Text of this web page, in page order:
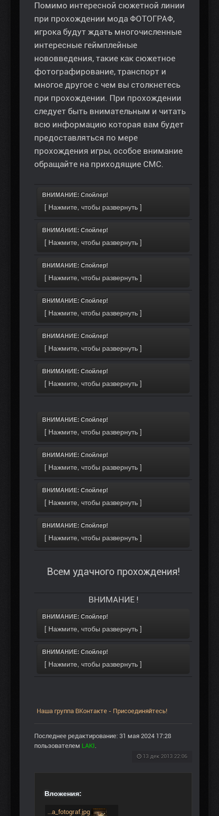
Помимо интересной сюжетной линии
при прохождении мода ФОТОГРАФ,
игрока будут ждать многочисленные
интересные геймплейные
нововведения, такие как сюжетное
фотографирование, транспорт и
многое другое с чем вы столкнетесь
при прохождении. При прохождении
следует быть внимательным и читать
всю информацию которая вам будет
предоставляться по мере
прохождения игры, особое внимание
обращайте на приходящие СМС.
ВНИМАНИЕ: Спойлер!
ВНИМАНИЕ: Спойлер!
ВНИМАНИЕ: Спойлер!
ВНИМАНИЕ: Спойлер!
ВНИМАНИЕ: Спойлер!
ВНИМАНИЕ: Спойлер!
ВНИМАНИЕ: Спойлер!
ВНИМАНИЕ: Спойлер!
ВНИМАНИЕ: Спойлер!
ВНИМАНИЕ: Спойлер!
Всем удачного прохождения!
ВНИМАНИЕ !
ВНИМАНИЕ: Спойлер!
ВНИМАНИЕ: Спойлер!
Наша группа ВКонтакте - Присоединяйтесь!
Последнее редактирование: 31 мая 2024 17:28
пользователем LAKI.
13 дек 2013 22:06
Вложения:
...a_fotograf.jpg